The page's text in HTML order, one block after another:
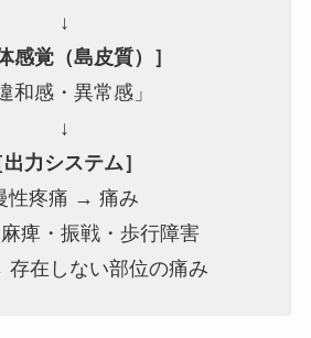
↓
感覚（島皮質）］
和感・異常感」
↓
出力システム］
性疼痛 → 痛み
痺・振戦・歩行障害
在しない部位の痛み